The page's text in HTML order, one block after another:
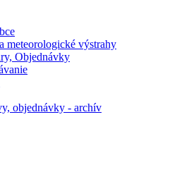
meteorologické výstrahy
Objednávky
objednávky - archív